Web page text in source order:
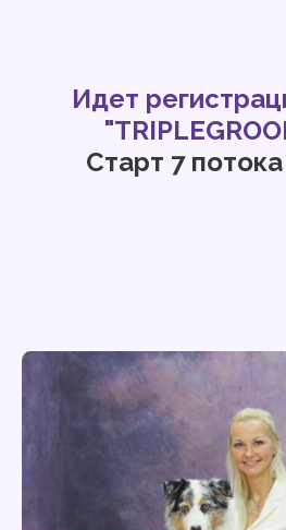
|
МАСТЕР
Идет
Старт 7